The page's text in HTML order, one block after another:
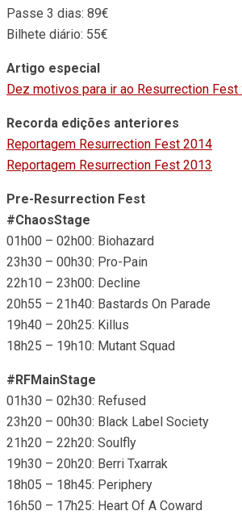
Passe 3 dias: 89€
Bilhete diário: 55€
Artigo especial
Dez motivos para ir ao Resurrection Fest
Recorda edições anteriores
Reportagem Resurrection Fest 2014
Reportagem Resurrection Fest 2013
Pre-Resurrection Fest
#ChaosStage
01h00 – 02h00: Biohazard
23h30 – 00h30: Pro-Pain
22h10 – 23h00: Decline
20h55 – 21h40: Bastards On Parade
19h40 – 20h25: Killus
18h25 – 19h10: Mutant Squad
#RFMainStage
01h30 – 02h30: Refused
23h20 – 00h30: Black Label Society
21h20 – 22h20: Soulfly
19h30 – 20h20: Berri Txarrak
18h05 – 18h45: Periphery
16h50 – 17h25: Heart Of A Coward